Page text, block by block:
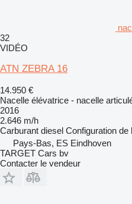
32
VIDÉO
ATN ZEBRA 16
14.950 €
Nacelle élévatrice - nacelle
2016
2.646 m/h
Carburant diesel Configuration de
Pays-Bas, ES Eindhoven
TARGET Cars bv
Contacter le vendeur